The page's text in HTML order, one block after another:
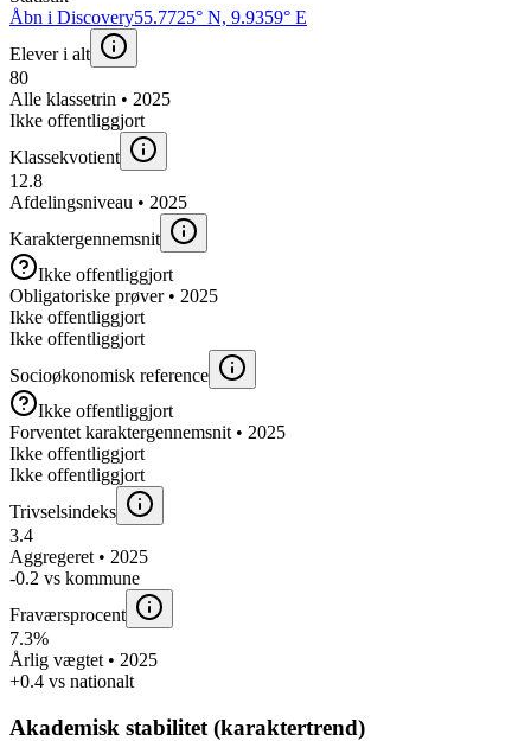
Åbn i Discovery55.7725° N, 9.9359° E
Elever i alt
80
Alle klassetrin • 2025
Ikke offentliggjort
Klassekvotient
12.8
Afdelingsniveau • 2025
Karaktergennemsnit
Ikke offentliggjort
Obligatoriske prøver • 2025
Ikke offentliggjort
Ikke offentliggjort
Socioøkonomisk reference
Ikke offentliggjort
Forventet karaktergennemsnit • 2025
Ikke offentliggjort
Ikke offentliggjort
Trivselsindeks
3.4
Aggregeret • 2025
-0.2 vs kommune
Fraværsprocent
7.3%
Årlig vægtet • 2025
+0.4 vs nationalt
Akademisk stabilitet (karaktertrend)